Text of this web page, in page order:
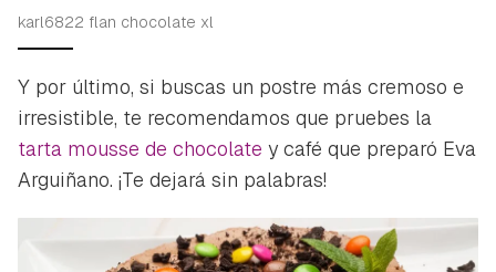
karl6822 flan chocolate xl
Y por último, si buscas un postre más cremoso e
irresistible, te recomendamos que pruebes la
tarta mousse de chocolate y café que preparó Eva
Arguiñano. ¡Te dejará sin palabras!